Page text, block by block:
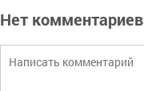
Нет комментариев